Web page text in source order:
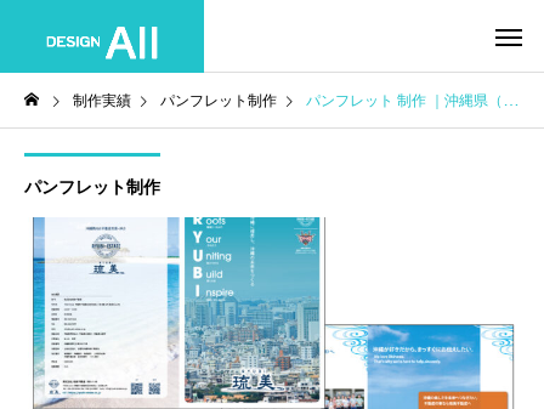
制作実績 パンフレット制作 パンフレット 制作 ｜沖縄県（北谷町） 株式会社 琉美不動産様
パンフレット制作